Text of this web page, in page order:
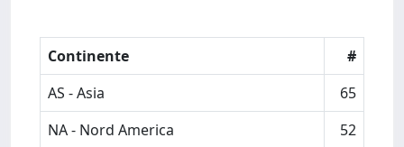
Continente
#
AS - Asia
65
NA - Nord America
52